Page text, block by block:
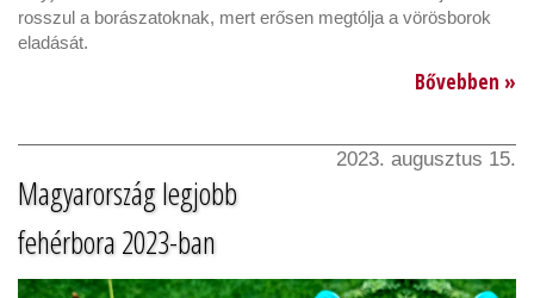
rosszul a borászatoknak, mert erősen megtólja a vörösborok
eladását.
Bővebben »
2023. augusztus 15.
Magyarország legjobb
fehérbora 2023-ban